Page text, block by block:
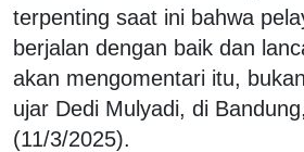
terpenting saat ini bahwa
berjalan dengan baik dan
akan mengomentari itu,
ujar Dedi Mulyadi, di
(11/3/2025).